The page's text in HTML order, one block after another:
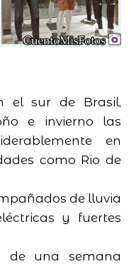
el sur de Brasil,
e invierno las
en
como Rio de
de lluvia
y fuertes
de una semana